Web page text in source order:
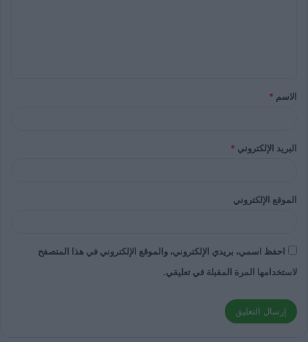
الاسم *
البريد الإلكتروني *
الموقع الإلكتروني
احفظ اسمي، بريدي الإلكتروني، والموقع الإلكتروني في هذا المتصفح
لاستخدامها المرة المقبلة في تعليقي.